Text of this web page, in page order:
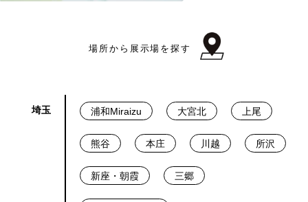
場所から展示場を探す
埼玉 浦和Miraizu 大宮北 上尾
熊谷 本庄 川越 所沢
新座・朝霞 三郷